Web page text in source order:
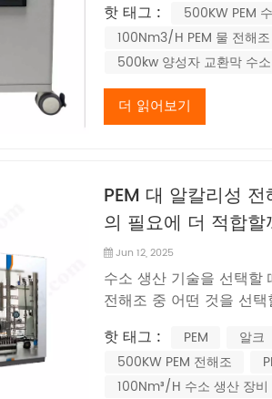
원형 전해조(일반적으로
수소 생산 속도를 높이
핫 태그 : 500KW PEM
100Nm3/H PEM 물 전해조
500kw 양성자 교환막 수
더 읽어보기
PEM 대 알칼리성
의 필요에 더 적합할
Jun 12, 2025
수소 생산 기술을 선택할
전해조 중 어떤 것을 선
기술적 성능1. 전류 밀도
일반적으로 0.2~0.4 A/
핫 태그 : PEM 알크
500KW PEM 전해조
100Nm³/H 수소 생산 장비